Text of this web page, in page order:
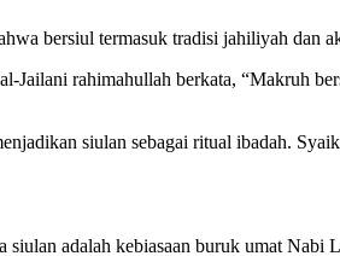
bersiul termasuk tradisi jahiliyah dan
Jailani rahimahullah berkata, “Makruh
siulan sebagai ritual ibadah.
siulan adalah kebiasaan buruk umat Nabi